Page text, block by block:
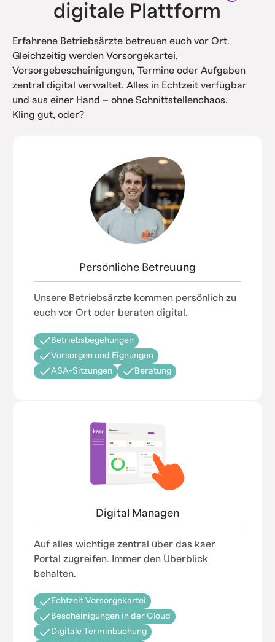
digitale Plattform
Erfahrene Betriebsärzte betreuen euch vor Ort.
Gleichzeitig werden Vorsorgekartei,
Vorsorgebescheinigungen, Termine oder Aufgaben
zentral digital verwaltet. Alles in Echtzeit verfügbar
und aus einer Hand – ohne Schnittstellenchaos.
Kling gut, oder?
Persönliche Betreuung
Unsere Betriebsärzte kommen persönlich zu
euch vor Ort oder beraten digital.
Betriebsbegehungen
Vorsorgen und Eignungen
ASA-Sitzungen
Beratung
Digital Managen
Auf alles wichtige zentral über das kaer
Portal zugreifen. Immer den Überblick
behalten.
Echtzeit Vorsorgekartei
Bescheinigungen in der Cloud
Digitale Terminbuchung